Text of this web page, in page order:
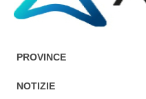
PROVINCE
EDIZIONE:
NOTIZIE